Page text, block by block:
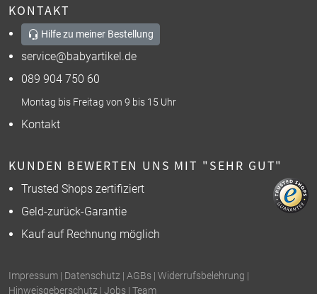
KONTAKT
Hilfe zu meiner Bestellung
service@babyartikel.de
089 904 750 60
Montag bis Freitag von 9 bis 15 Uhr
Kontakt
KUNDEN BEWERTEN UNS MIT "SEHR GUT"
Trusted Shops zertifiziert
Geld-zurück-Garantie
Kauf auf Rechnung möglich
Impressum | Datenschutz | AGBs | Widerrufsbelehrung |
Hinweisgeberschutz | Jobs | Team